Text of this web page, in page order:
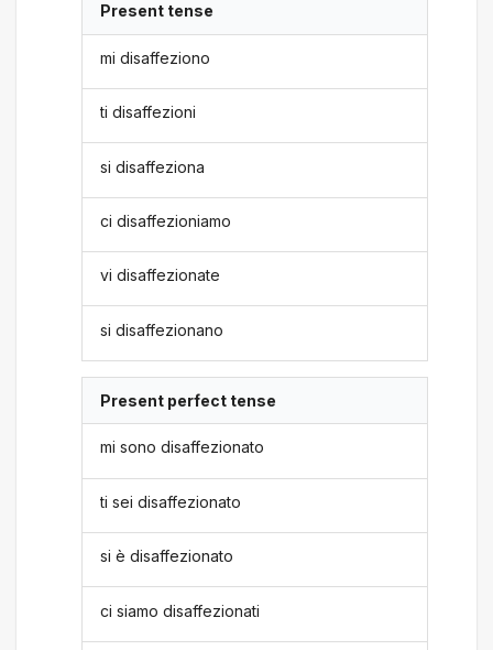
Present tense
mi disaffeziono
ti disaffezioni
si disaffeziona
ci disaffezioniamo
vi disaffezionate
si disaffezionano
Present perfect tense
mi sono disaffezionato
ti sei disaffezionato
si è disaffezionato
ci siamo disaffezionati